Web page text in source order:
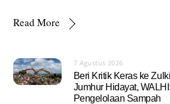
Read More
7 Agustus 2026
Beri Kritik Keras ke
Jumhur Hidayat,
Pengelolaan Sampah